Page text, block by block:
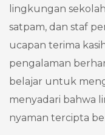
lingkungan
satpam, dan staf
ucapan terima
pengalaman
belajar untuk
menyadari bahwa
nyaman tercipta